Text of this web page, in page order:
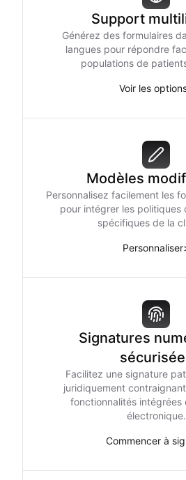
Support
Générez des formulaires
langues pour répondre
populations de
Voir les
Modèles
Personnalisez facilement les
pour intégrer les politiques
spécifiques de la
Personnaliser
Signatures
Facilitez une signature
juridiquement
fonctionnalités intégrées
électronique.
Commencer à